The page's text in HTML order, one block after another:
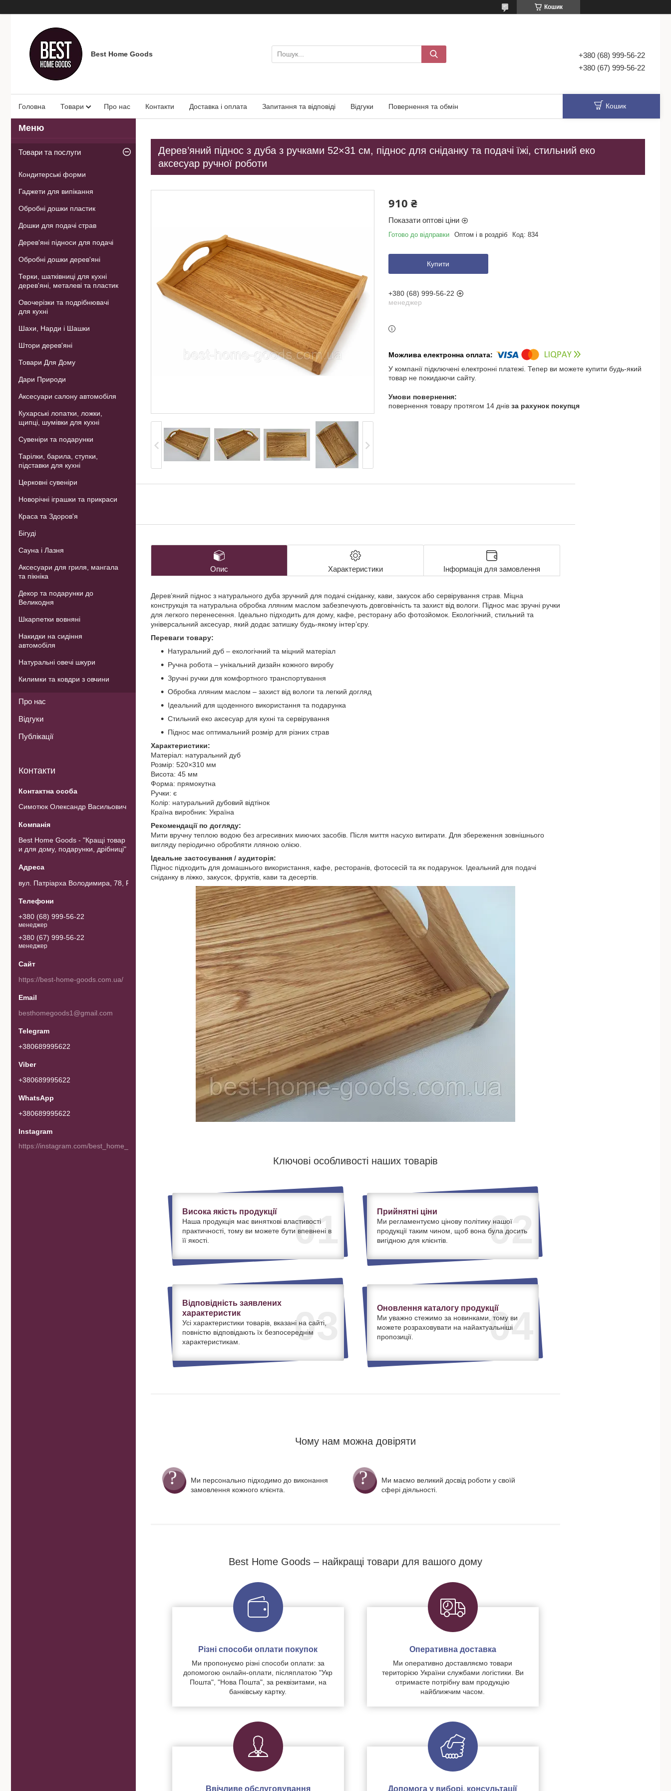
Кошик
Best Home Goods
+380 (68) 999-56-22
+380 (67) 999-56-22
Головна Товари Про нас Контакти Доставка і оплата Запитання та відповіді Відгуки Повернення та обмін Кошик
Дерев’яний піднос з дуба з ручками 52×31 см, піднос для сніданку та подачі їжі, стильний еко
аксесуар ручної роботи
910 ₴
Показати оптові ціни
Готово до відправки Оптом і в роздріб Код: 834
Купити
+380 (68) 999-56-22
менеджер
У компанії підключені електронні платежі. Тепер ви можете купити будь-який
товар не покидаючи сайту.
повернення товару протягом 14 днів за рахунок покупця
Опис Характеристики Інформація для замовлення
Дерев’яний піднос з натурального дуба зручний для подачі сніданку, кави, закусок або сервірування страв. Міцна
конструкція та натуральна обробка лляним маслом забезпечують довговічність та захист від вологи. Піднос має зручні ручки
для легкого перенесення. Ідеально підходить для дому, кафе, ресторану або фотозйомок. Екологічний, стильний та
універсальний аксесуар, який додає затишку будь-якому інтер’єру.
Переваги товару:
Натуральний дуб – екологічний та міцний матеріал
Ручна робота – унікальний дизайн кожного виробу
Зручні ручки для комфортного транспортування
Обробка лляним маслом – захист від вологи та легкий догляд
Ідеальний для щоденного використання та подарунка
Стильний еко аксесуар для кухні та сервірування
Піднос має оптимальний розмір для різних страв
Характеристики:
Матеріал: натуральний дуб
Розмір: 520×310 мм
Висота: 45 мм
Форма: прямокутна
Ручки: є
Колір: натуральний дубовий відтінок
Країна виробник: Україна
Рекомендації по догляду:
Мити вручну теплою водою без агресивних миючих засобів. Після миття насухо витирати. Для збереження зовнішнього
вигляду періодично обробляти лляною олією.
Ідеальне застосування / аудиторія:
Піднос підходить для домашнього використання, кафе, ресторанів, фотосесій та як подарунок. Ідеальний для подачі
сніданку в ліжко, закусок, фруктів, кави та десертів.
Ключові особливості наших товарів
01
Висока якість продукції
Наша продукція має виняткові властивості
практичності, тому ви можете бути впевнені в
її якості.
02
Прийнятні ціни
Ми регламентуємо цінову політику нашої
продукції таким чином, щоб вона була досить
вигідною для клієнтів.
03
Відповідність заявлених
характеристик
Усі характеристики товарів, вказані на сайті,
повністю відповідають їх безпосереднім
характеристикам.
04
Оновлення каталогу продукції
Ми уважно стежимо за новинками, тому ви
можете розраховувати на найактуальніші
пропозиції.
Чому нам можна довіряти
Ми персонально підходимо до виконання
замовлення кожного клієнта.
Ми маємо великий досвід роботи у своїй
сфері діяльності.
Best Home Goods – найкращі товари для вашого дому
Різні способи оплати покупок
Ми пропонуємо різні способи оплати: за
допомогою онлайн-оплати, післяплатою "Укр
Пошта", "Нова Пошта", за реквізитами, на
банківську картку.
Оперативна доставка
Ми оперативно доставляємо товари
територією України службами логістики. Ви
отримаєте потрібну вам продукцію
найближчим часом.
Ввічливе обслуговування Допомога у виборі, консультації
Товари та послуги
Кондитерські форми
Гаджети для випікання
Обробні дошки пластик
Дошки для подачі страв
Дерев'яні підноси для подачі
Обробні дошки дерев'яні
Терки, шатківниці для кухні
дерев'яні, металеві та пластик
Овочерізки та подрібнювачі
для кухні
Шахи, Нарди і Шашки
Штори дерев'яні
Товари Для Дому
Дари Природи
Аксесуари салону автомобіля
Кухарські лопатки, ложки,
щипці, шумівки для кухні
Сувеніри та подарунки
Тарілки, барила, ступки,
підставки для кухні
Церковні сувеніри
Новорічні іграшки та прикраси
Краса та Здоров'я
Бігуді
Сауна і Лазня
Аксесуари для гриля, мангала
та пікніка
Декор та подарунки до
Великодня
Шкарпетки вовняні
Накидки на сидіння
автомобіля
Натуральні овечі шкури
Килимки та ковдри з овчини
Про нас
Відгуки
Публікації
Контакти
Симотюк Олександр Васильович
Best Home Goods - "Кращі товар
и для дому, подарунки, дрібниці"
вул. Патріарха Володимира, 78, Рожнов, Україна
+380 (68) 999-56-22
менеджер
+380 (67) 999-56-22
менеджер
https://best-home-goods.com.ua/
besthomegoods1@gmail.com
+380689995622
+380689995622
+380689995622
Instagram
https://instagram.com/best_home_goods